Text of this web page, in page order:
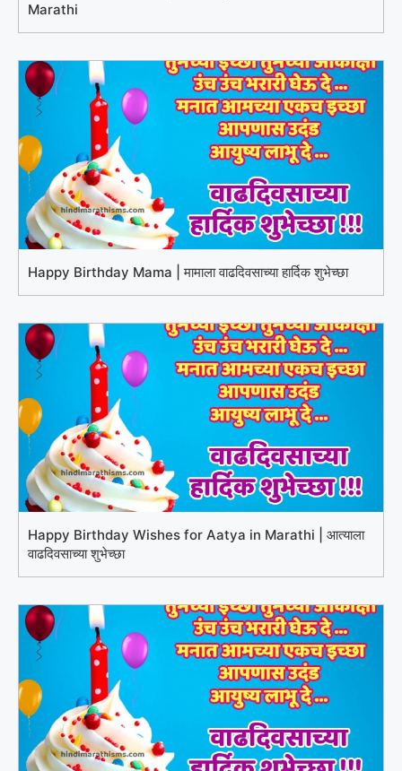
Marathi
Happy Birthday Mama | मामाला वाढदिवसाच्या हार्दिक शुभेच्छा
Happy Birthday Wishes for Aatya in Marathi | आत्याला
वाढदिवसाच्या शुभेच्छा